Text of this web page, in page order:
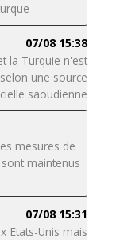
07/08 15:38
la Turquie n'est
une source
saoudienne
mesures de
maintenus
07/08 15:31
Etats-Unis mais